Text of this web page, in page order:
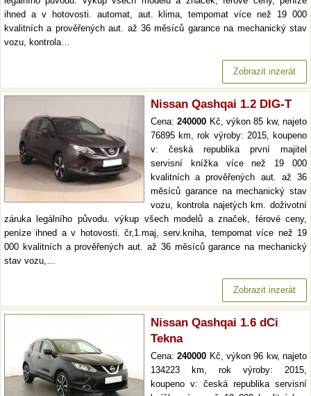
ihned a v hotovosti. automat, aut. klima, tempomat více než 19 000
kvalitních a prověřených aut. až 36 měsíců garance na mechanický stav
vozu, kontrola…
Zobrazit inzerát
Nissan Qashqai 1.2 DIG-T
Cena:240000 Kč, výkon 85 kw, najeto
76895 km, rok výroby: 2015, koupeno
v: česká republika první majitel
servisní knížka více než 19 000
kvalitních a prověřených aut. až 36
měsíců garance na mechanický stav
vozu, kontrola najetých km. doživotní
záruka legálního původu. výkup všech modelů a značek, férové ceny,
peníze ihned a v hotovosti. čr,1.maj, serv.kniha, tempomat více než 19
000 kvalitních a prověřených aut. až 36 měsíců garance na mechanický
stav vozu,…
Zobrazit inzerát
Nissan Qashqai 1.6 dCi
Tekna
Cena:240000 Kč, výkon 96 kw, najeto
134223 km, rok výroby: 2015,
koupeno v: česká republika servisní